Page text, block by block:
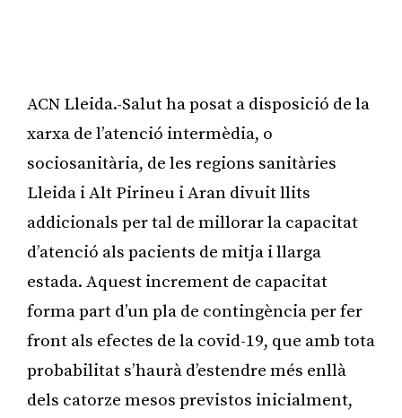
ACN Lleida.-Salut ha posat a disposició de la
xarxa de l’atenció intermèdia, o
sociosanitària, de les regions sanitàries
Lleida i Alt Pirineu i Aran divuit llits
addicionals per tal de millorar la capacitat
d’atenció als pacients de mitja i llarga
estada. Aquest increment de capacitat
forma part d’un pla de contingència per fer
front als efectes de la covid-19, que amb tota
probabilitat s’haurà d’estendre més enllà
dels catorze mesos previstos inicialment,